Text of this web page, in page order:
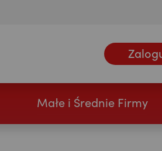
Małe i Średnie Firmy